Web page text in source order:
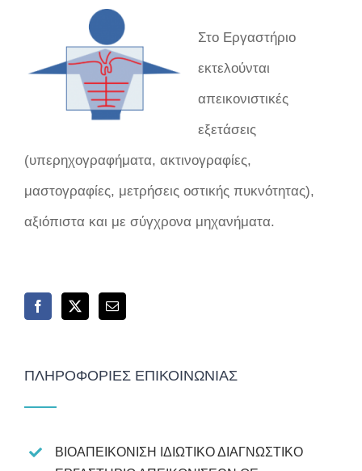
Στο Εργαστήριο
εκτελούνται
απεικονιστικές
εξετάσεις
(υπερηχογραφήματα, ακτινογραφίες,
μαστογραφίες, μετρήσεις οστικής πυκνότητας),
αξιόπιστα και με σύγχρονα μηχανήματα.
ΠΛΗΡΟΦΟΡΊΕΣ ΕΠΙΚΟΙΝΩΝΊΑΣ
ΒΙΟΑΠΕΙΚΟΝΙΣΗ ΙΔΙΩΤΙΚΟ ΔΙΑΓΝΩΣΤΙΚΟ